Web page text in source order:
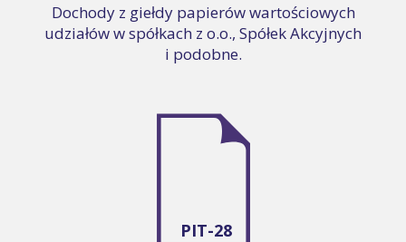
Dochody z giełdy papierów wartościowych
udziałów w spółkach z o.o., Spółek Akcyjnych
i podobne.
PIT-28